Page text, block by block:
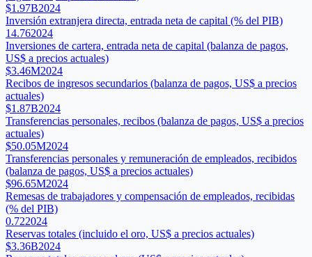
$1.97B2024
Inversión extranjera directa, entrada neta de capital (% del PIB)
14.762024
Inversiones de cartera, entrada neta de capital (balanza de pagos,
US$ a precios actuales)
$3.46M2024
Recibos de ingresos secundarios (balanza de pagos, US$ a precios
actuales)
$1.87B2024
Transferencias personales, recibos (balanza de pagos, US$ a precios
actuales)
$50.05M2024
Transferencias personales y remuneración de empleados, recibidos
(balanza de pagos, US$ a precios actuales)
$96.65M2024
Remesas de trabajadores y compensación de empleados, recibidas
(% del PIB)
0.722024
Reservas totales (incluido el oro, US$ a precios actuales)
$3.36B2024